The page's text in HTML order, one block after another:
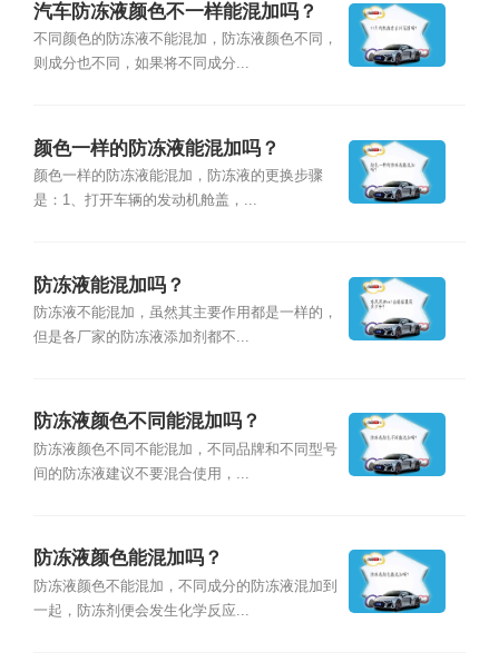
汽车防冻液颜色不一样能混加吗？
不同颜色的防冻液不能混加，防冻液颜色不同，
则成分也不同，如果将不同成分...
颜色一样的防冻液能混加吗？
颜色一样的防冻液能混加，防冻液的更换步骤
是：1、打开车辆的发动机舱盖，...
防冻液能混加吗？
防冻液不能混加，虽然其主要作用都是一样的，
但是各厂家的防冻液添加剂都不...
防冻液颜色不同能混加吗？
防冻液颜色不同不能混加，不同品牌和不同型号
间的防冻液建议不要混合使用，...
防冻液颜色能混加吗？
防冻液颜色不能混加，不同成分的防冻液混加到
一起，防冻剂便会发生化学反应...